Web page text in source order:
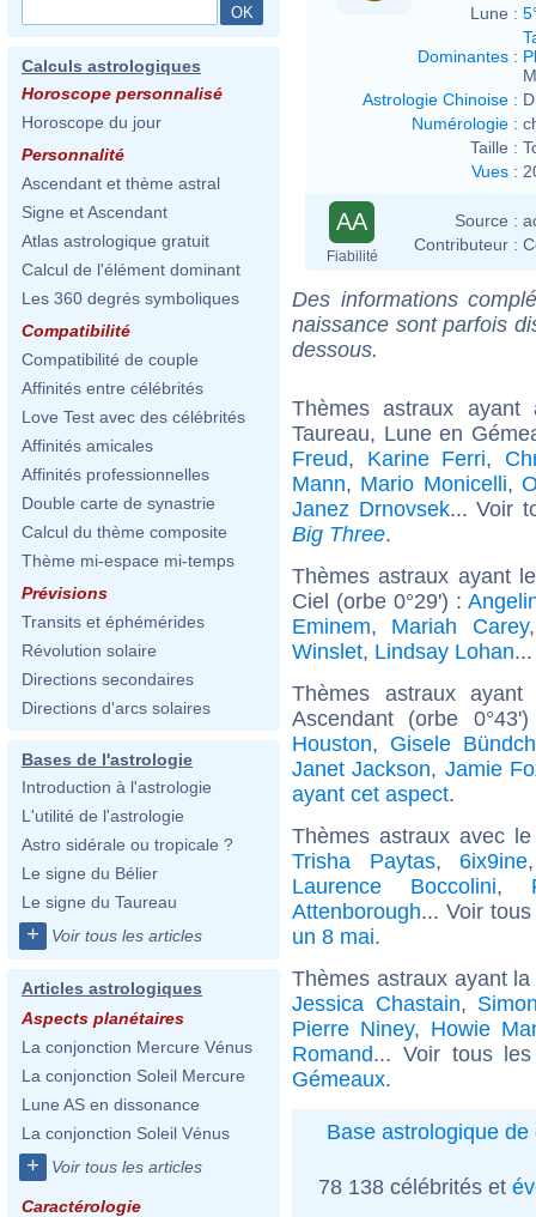
Calculs astrologiques
Horoscope personnalisé
Horoscope du jour
Personnalité
Ascendant et thème astral
Signe et Ascendant
Atlas astrologique gratuit
Calcul de l'élément dominant
Les 360 degrés symboliques
Compatibilité
Compatibilité de couple
Affinités entre célébrités
Love Test avec des célébrités
Affinités amicales
Affinités professionnelles
Double carte de synastrie
Calcul du thème composite
Thème mi-espace mi-temps
Prévisions
Transits et éphémérides
Révolution solaire
Directions secondaires
Directions d'arcs solaires
Bases de l'astrologie
Introduction à l'astrologie
L'utilité de l'astrologie
Astro sidérale ou tropicale ?
Le signe du Bélier
Le signe du Taureau
+ Voir tous les articles
Articles astrologiques
Aspects planétaires
La conjonction Mercure Vénus
La conjonction Soleil Mercure
Lune AS en dissonance
La conjonction Soleil Vénus
+ Voir tous les articles
Caractérologie
Lune :
Dominantes :
Astrologie Chinoise :
Numérologie :
Taille :
Vues :
AA
Fiabilité
Source :
Contributeur :
Des informations
naissance sont parfois
dessous.
Thèmes astraux
Taureau, Lune en
Freud, Karine Ferri,
Mann, Mario Monicelli,
Janez Drnovsek... Voir
Big Three.
Thèmes astraux ayant
Ciel (orbe 0°29') :
Eminem, Mariah Carey
Winslet, Lindsay Lohan
Thèmes astraux
Ascendant (orbe
Houston, Gisele
Janet Jackson, Jamie
ayant cet aspect.
Thèmes astraux avec
Trisha Paytas, 6ix9ine
Laurence Boccolini,
Attenborough... Voir
un 8 mai.
Thèmes astraux ayant
Jessica Chastain,
Pierre Niney, Howie
Romand... Voir tous
Gémeaux.
Base astrologique de
78 138 célébrités et